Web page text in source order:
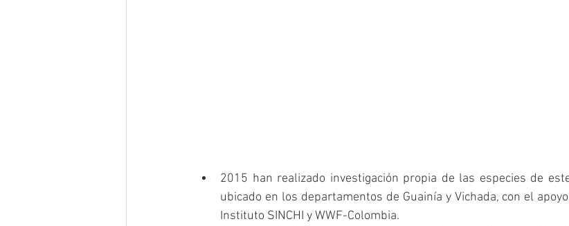
2015 han realizado investigación propia de las especies de
ubicado en los departamentos de Guainía y Vichada, con el
Instituto SINCHI y WWF-Colombia.